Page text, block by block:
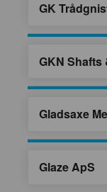
GK
GKN Shafts
Gladsaxe
Glaze ApS